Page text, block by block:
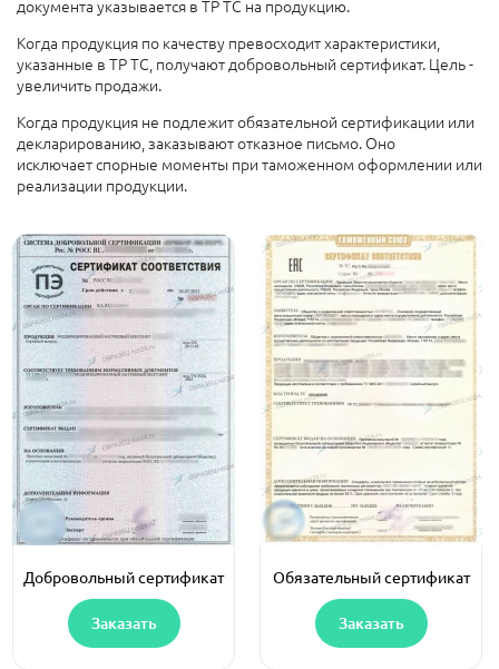
документа указывается в ТР ТС на продукцию.
Когда продукция по качеству превосходит характеристики,
указанные в ТР ТС, получают добровольный сертификат. Цель -
увеличить продажи.
Когда продукция не подлежит обязательной сертификации или
декларированию , заказывают отказное письмо. Оно
исключает спорные моменты при таможенном оформлении или
реализации продукции.
Добровольный сертификат
Заказать
Обязательный сертификат
Заказать